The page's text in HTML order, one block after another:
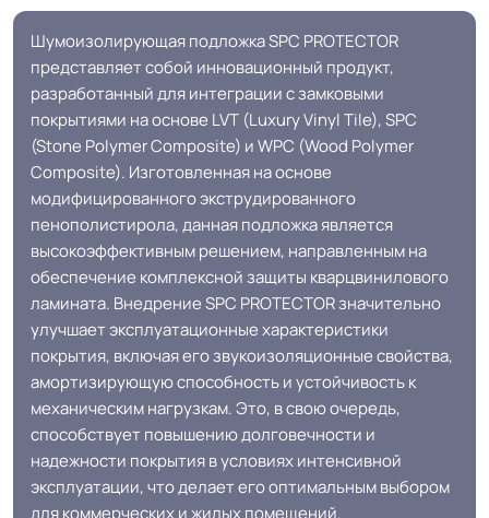
Область применения
помещениях с высокой
проходимостью, таких как кухни,
гостиные, коридоры, офисы и
магазины, склады.
Устойчивость к химии Отличная
Особенности
коллекции
Гипоаллергеность, защита от
влаги, предотвращает
распространение бактерий,
сглаживает неровности, вибро- и
шумоизоляция, сохраняет тепло в
помещении
Допуск изменения
линейных размеров
+-10% %
Шумоизолирующая подложка SPC PROTECTOR
представляет собой инновационный продукт,
разработанный для интеграции с замковыми
покрытиями на основе LVT (Luxury Vinyl Tile), SPC
(Stone Polymer Composite) и WPC (Wood Polymer
Composite). Изготовленная на основе
модифицированного экструдированного
пенополистирола, данная подложка является
высокоэффективным решением, направленным на
обеспечение комплексной защиты кварцвинилового
ламината. Внедрение SPC PROTECTOR значительно
улучшает эксплуатационные характеристики
покрытия, включая его звукоизоляционные свойства,
амортизирующую способность и устойчивость к
механическим нагрузкам. Это, в свою очередь,
способствует повышению долговечности и
надежности покрытия в условиях интенсивной
эксплуатации, что делает его оптимальным выбором
для коммерческих и жилых помещений.